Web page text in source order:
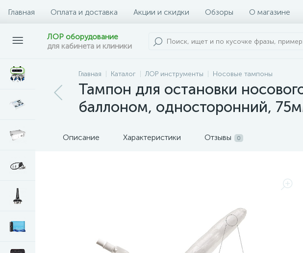
Главная Оплата и доставка Акции и скидки Обзоры О магазине
ЛОР оборудование
для кабинета и клиники
Главная Каталог ЛОР инструменты Носовые тампоны
Тампон для остановки
баллоном, односторонний,
Описание Характеристики Отзывы 0